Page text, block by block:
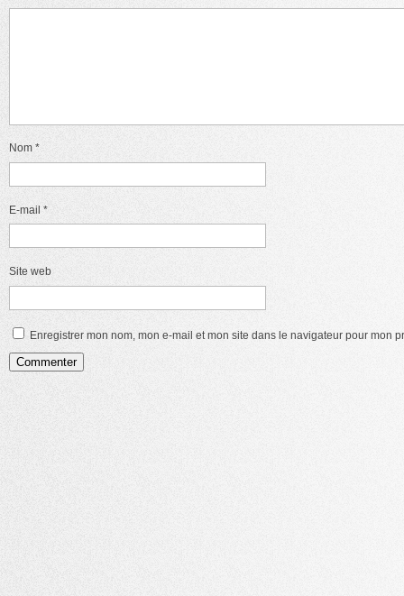
Nom *
E-mail *
Site web
Enregistrer mon nom, mon e-mail et mon site dans le navigateur pour mon